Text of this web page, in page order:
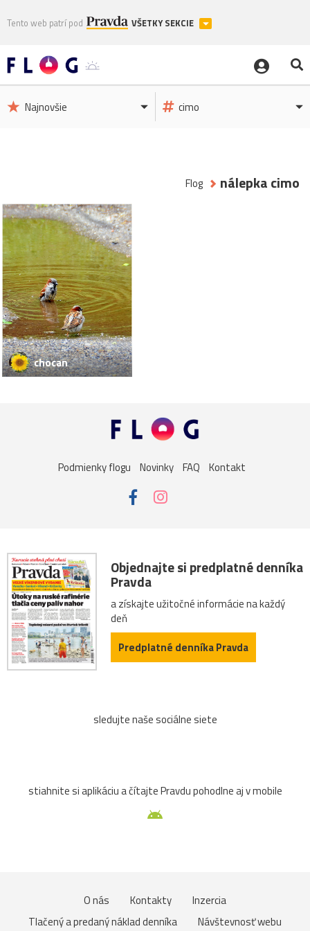
Tento web patrí pod VŠETKY SEKCIE
Najnovšie cimo
Flog nálepka cimo
chocan
Podmienky flogu Novinky FAQ Kontakt
Objednajte si predplatné denníka
Pravda
a získajte užitočné informácie na každý
deň
Predplatné denníka Pravda
sledujte naše sociálne siete
stiahnite si aplikáciu a čítajte Pravdu pohodlne aj v mobile
O nás Kontakty
Inzercia
Tlačený a predaný náklad denníka
Návštevnosť webu